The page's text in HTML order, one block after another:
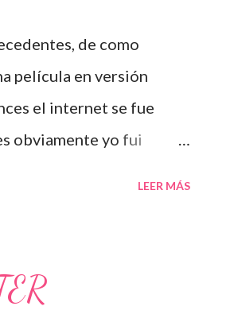
de como
película en versión
el internet se fue
obviamente yo fui
ello justo ahora. Ya
que dijera que la voy
LEER MÁS